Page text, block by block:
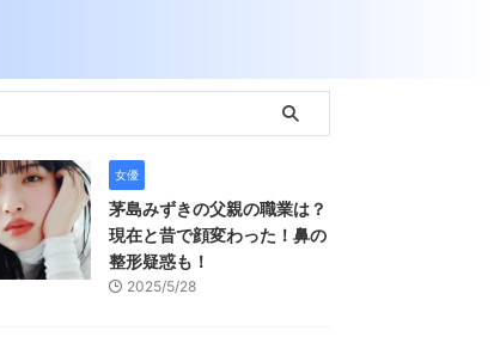
女優
茅島みずきの父親の職業は？
現在と昔で顔変わった！鼻の
整形疑惑も！
2025/5/28